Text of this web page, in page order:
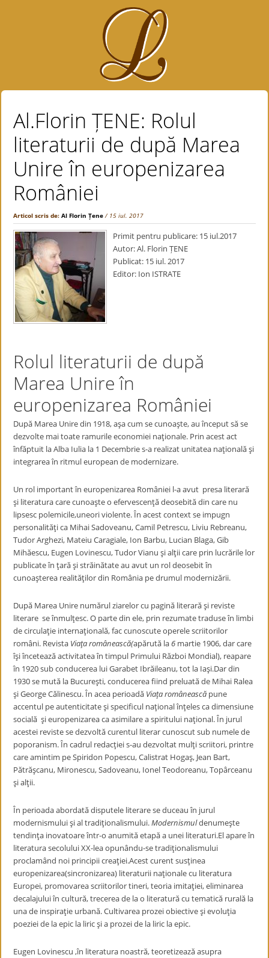
Al.Florin ȚENE: Rolul
literaturii de după Marea
Unire în europenizarea
României
Articol scris de:Al Florin Țene / 15 iul. 2017
Primit pentru publicare: 15 iul.2017
Autor: Al. Florin ȚENE
Publicat: 15 iul. 2017
Editor: Ion ISTRATE
Rolul literaturii de după
Marea Unire în
europenizarea României
După Marea Unire din 1918, aşa cum se cunoaşte, au început să se
dezvolte mai toate ramurile economiei naţionale. Prin acest act
înfăptuit la Alba Iulia la 1 Decembrie s-a realizat unitatea naţională şi
integrarea în ritmul european de modernizare.
Un rol important în europenizarea României l-a avut presa literară
şi literatura care cunoaşte o efervescenţă deosebită din care nu
lipsesc polemicile,uneori violente. În acest context se impugn
personalităţi ca Mihai Sadoveanu, Camil Petrescu, Liviu Rebreanu,
Tudor Arghezi, Mateiu Caragiale, Ion Barbu, Lucian Blaga, Gib
Mihăescu, Eugen Lovinescu, Tudor Vianu şi alţii care prin lucrările lor
publicate în ţară şi străinătate au avut un rol deosebit în
cunoaşterea realităţilor din România pe drumul modernizării.
După Marea Unire numărul ziarelor cu pagină literară şi reviste
literare se înmulţesc. O parte din ele, prin rezumate traduse în limbi
de circulaţie internaţională, fac cunoscute operele scriitorilor
români. Revista Viaţa românească(apărută la 6 martie 1906, dar care
îşi încetează activitatea în timpul Primului Război Mondial), reapare
în 1920 sub conducerea lui Garabet Ibrăileanu, tot la Iaşi.Dar din
1930 se mută la Bucureşti, conducerea fiind preluată de Mihai Ralea
şi George Călinescu. În acea perioadă Viaţa românească pune
accentul pe autenticitate şi specificul naţional înţeles ca dimensiune
socială şi europenizarea ca asimilare a spiritului naţional. În jurul
acestei reviste se dezvoltă curentul literar cunoscut sub numele de
poporanism. În cadrul redacţiei s-au dezvoltat mulţi scriitori, printre
care amintim pe Spiridon Popescu, Calistrat Hogaş, Jean Bart,
Pătrăşcanu, Mironescu, Sadoveanu, Ionel Teodoreanu, Topârceanu
şi alţii.
În perioada abordată disputele literare se duceau în jurul
modernismului şi al tradiţionalismului.Modernismuldenumeşte
tendinţa inovatoare într-o anumită etapă a unei literaturi.El apare în
literatura secolului XX-lea opunându-se tradiţionalismului
proclamând noi principii creaţiei.Acest curent susţinea
europenizarea(sincronizarea) literaturii naţionale cu literatura
Europei, promovarea scriitorilor tineri, teoria imitaţiei, eliminarea
decalajului în cultură, trecerea de la o literatură cu tematică rurală la
una de inspiraţie urbană. Cultivarea prozei obiective şi evoluţia
poeziei de la epic la liric şi a prozei de la liric la epic.
Eugen Lovinescu ,în literatura noastră, teoretizează asupra